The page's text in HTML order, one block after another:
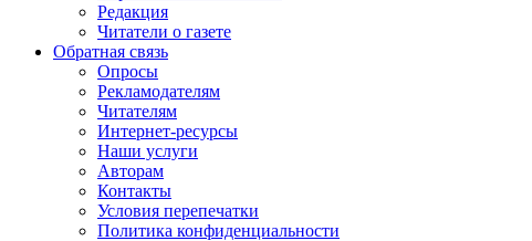
Редакция
Читатели о газете
Обратная связь
Опросы
Рекламодателям
Читателям
Интернет-ресурсы
Наши услуги
Авторам
Контакты
Условия перепечатки
Политика конфиденциальности